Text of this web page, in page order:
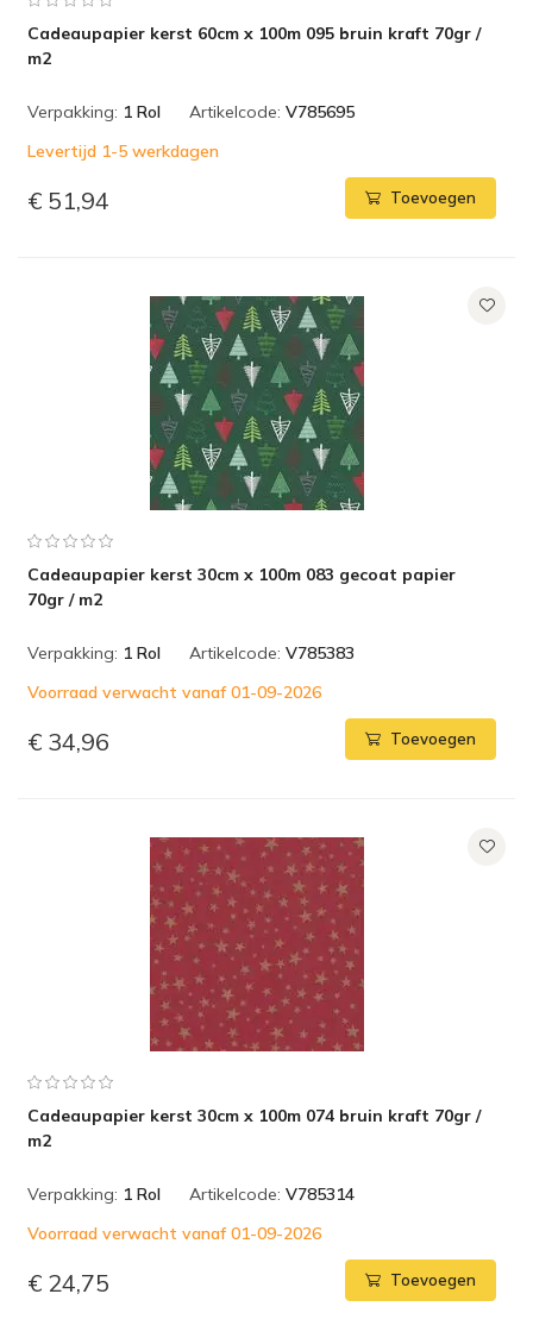
Cadeaupapier kerst 60cm x 100m 095 bruin kraft 70gr /
m2
Verpakking: 1 Rol Artikelcode: V785695
Levertijd 1-5 werkdagen
€ 51,94 Toevoegen
Cadeaupapier kerst 30cm x 100m 083 gecoat papier
70gr / m2
Verpakking: 1 Rol Artikelcode: V785383
Voorraad verwacht vanaf 01-09-2026
€ 34,96 Toevoegen
Cadeaupapier kerst 30cm x 100m 074 bruin kraft 70gr /
m2
Verpakking: 1 Rol Artikelcode: V785314
Voorraad verwacht vanaf 01-09-2026
€ 24,75 Toevoegen